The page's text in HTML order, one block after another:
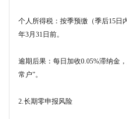
个人所得税：按季预缴（季后15日
年3月31日前。
逾期后果：每日加收0.05%滞纳金
常户”。
2.长期零申报风险